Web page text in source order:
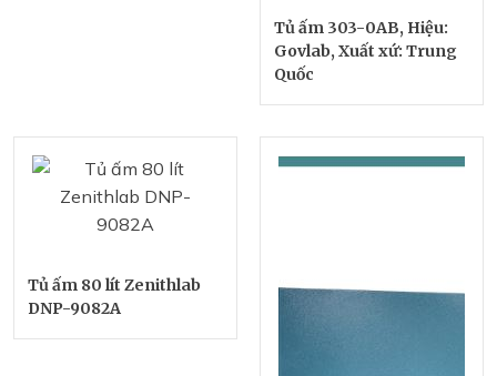
Tủ ấm 303-0AB, Hiệu:
Govlab, Xuất xứ: Trung
Quốc
Tủ ấm 80 lít Zenithlab
DNP-9082A